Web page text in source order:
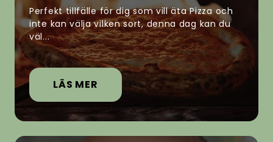
Perfekt tillfälle för dig som vill äta Pizza och
inte kan välja vilken sort, denna dag kan du
väl...
LÄS MER